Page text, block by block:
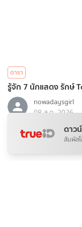
ดารา
รู้จัก 7 นักแสดง รักษ์
nowadaysgirl
08 ส.ค. 2026
ดาว
สัมผัส